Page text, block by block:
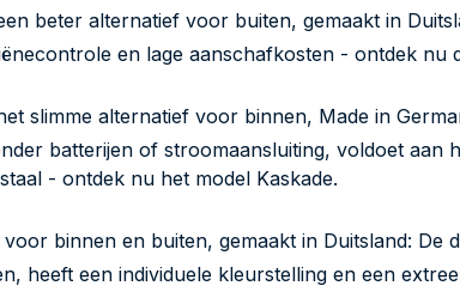
beter alternatief voor buiten, gemaakt in
en lage aanschafkosten - ontdek
slimme alternatief voor binnen, Made in
batterijen of stroomaansluiting, voldoet aan
- ontdek nu het model Kaskade.
binnen en buiten, gemaakt in Duitsland: De
heeft een individuele kleurstelling en een